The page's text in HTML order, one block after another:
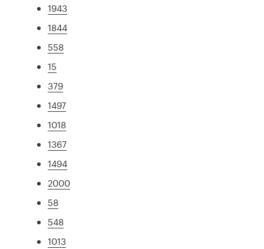
1943
1844
558
15
379
1497
1018
1367
1494
2000
58
548
1013